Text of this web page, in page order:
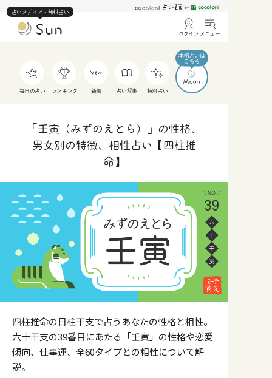
占いメディア・無料占い
ログイン メニュー
毎日の占い ランキング 新着 占い記事 特別占い
「壬寅（みずのえとら）」の性格、
男女別の特徴、相性占い【四柱推
命】
四柱推命の日柱干支で占うあなたの性格と相性。
六十干支の39番目にあたる「壬寅」の性格や恋愛
傾向、仕事運、全60タイプとの相性について解
説。